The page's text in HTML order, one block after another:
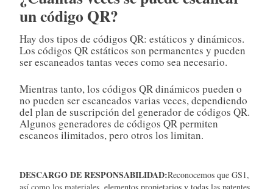
un código QR?
Hay dos tipos de códigos QR: estáticos y dinámicos.
Los códigos QR estáticos son permanentes y pueden
ser escaneados tantas veces como sea necesario.
Mientras tanto, los códigos QR dinámicos pueden o
no pueden ser escaneados varias veces, dependiendo
del plan de suscripción del generador de códigos QR.
Algunos generadores de códigos QR permiten
escaneos ilimitados, pero otros los limitan.
DESCARGO DE RESPONSABILIDAD:Reconocemos que GS1,